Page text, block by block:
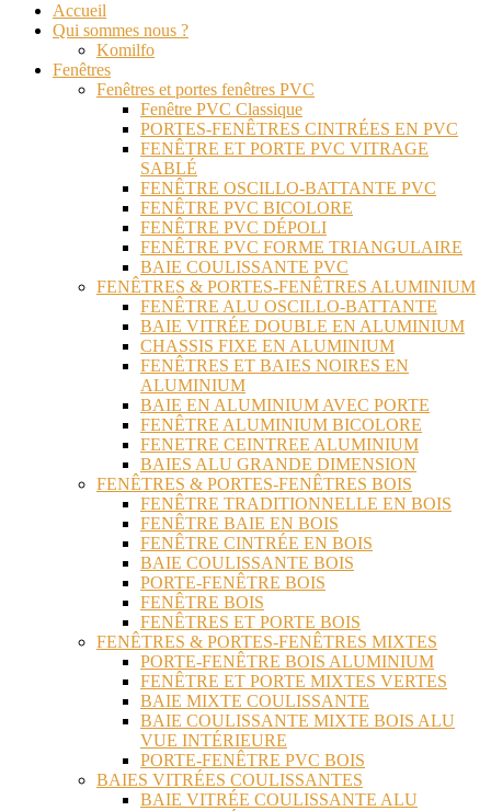
Accueil
Qui sommes nous ?
Komilfo
Fenêtres
Fenêtres et portes fenêtres PVC
Fenêtre PVC Classique
PORTES-FENÊTRES CINTRÉES EN PVC
FENÊTRE ET PORTE PVC VITRAGE
SABLÉ
FENÊTRE OSCILLO-BATTANTE PVC
FENÊTRE PVC BICOLORE
FENÊTRE PVC DÉPOLI
FENÊTRE PVC FORME TRIANGULAIRE
BAIE COULISSANTE PVC
FENÊTRES & PORTES-FENÊTRES ALUMINIUM
FENÊTRE ALU OSCILLO-BATTANTE
BAIE VITRÉE DOUBLE EN ALUMINIUM
CHASSIS FIXE EN ALUMINIUM
FENÊTRES ET BAIES NOIRES EN
ALUMINIUM
BAIE EN ALUMINIUM AVEC PORTE
FENÊTRE ALUMINIUM BICOLORE
FENETRE CEINTREE ALUMINIUM
BAIES ALU GRANDE DIMENSION
FENÊTRES & PORTES-FENÊTRES BOIS
FENÊTRE TRADITIONNELLE EN BOIS
FENÊTRE BAIE EN BOIS
FENÊTRE CINTRÉE EN BOIS
BAIE COULISSANTE BOIS
PORTE-FENÊTRE BOIS
FENÊTRE BOIS
FENÊTRES ET PORTE BOIS
FENÊTRES & PORTES-FENÊTRES MIXTES
PORTE-FENÊTRE BOIS ALUMINIUM
FENÊTRE ET PORTE MIXTES VERTES
BAIE MIXTE COULISSANTE
BAIE COULISSANTE MIXTE BOIS ALU
VUE INTÉRIEURE
PORTE-FENÊTRE PVC BOIS
BAIES VITRÉES COULISSANTES
BAIE VITRÉE COULISSANTE ALU